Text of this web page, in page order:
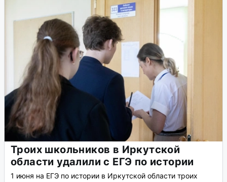
Троих школьников в Иркутской
области удалили с ЕГЭ по истории
1 июня на ЕГЭ по истории в Иркутской области троих